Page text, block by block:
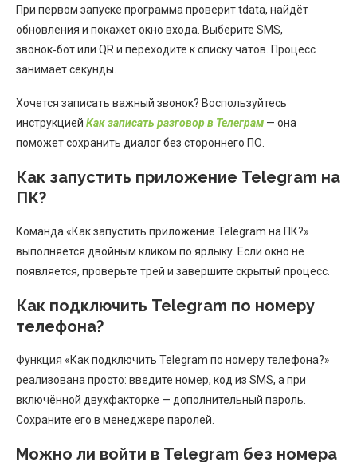
При первом запуске программа проверит tdata, найдёт
обновления и покажет окно входа. Выберите SMS,
звонок‑бот или QR и переходите к списку чатов. Процесс
занимает секунды.
Хочется записать важный звонок? Воспользуйтесь
инструкцией Как записать разговор в Телеграм — она
поможет сохранить диалог без стороннего ПО.
Как запустить приложение Telegram на
ПК?
Команда «Как запустить приложение Telegram на ПК?»
выполняется двойным кликом по ярлыку. Если окно не
появляется, проверьте трей и завершите скрытый процесс.
Как подключить Telegram по номеру
телефона?
Функция «Как подключить Telegram по номеру телефона?»
реализована просто: введите номер, код из SMS, а при
включённой двухфакторке — дополнительный пароль.
Сохраните его в менеджере паролей.
Можно ли войти в Telegram без номера